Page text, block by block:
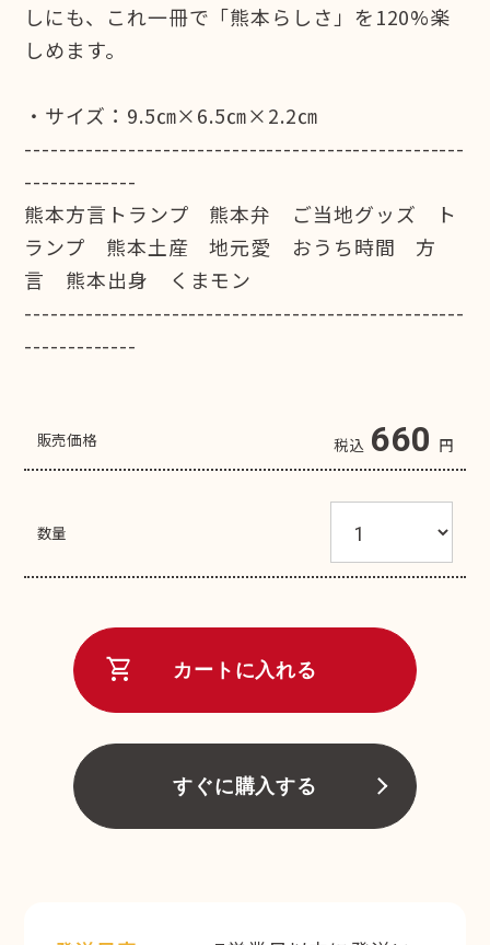
しにも、これ一冊で「熊本らしさ」を120%楽
しめます。
・サイズ：9.5㎝×6.5㎝×2.2㎝
---------------------------------------------------
-------------
熊本方言トランプ 熊本弁 ご当地グッズ ト
ランプ 熊本土産 地元愛 おうち時間 方
言 熊本出身 くまモン
---------------------------------------------------
-------------
販売価格 税込 660 円
数量
shopping_cart カートに入れる
すぐに購入する